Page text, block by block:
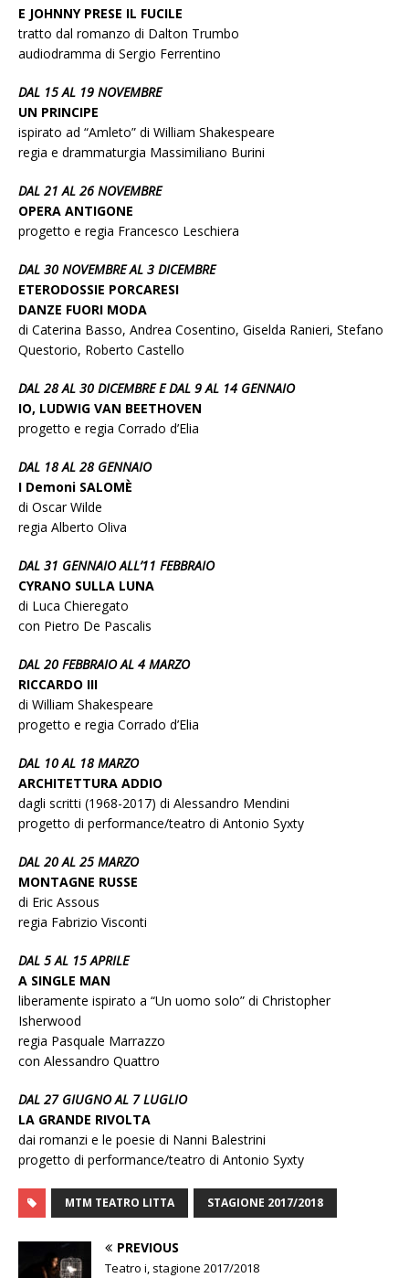
E JOHNNY PRESE IL FUCILE
tratto dal romanzo di Dalton Trumbo
audiodramma di Sergio Ferrentino
DAL 15 AL 19 NOVEMBRE
UN PRINCIPE
ispirato ad “Amleto” di William Shakespeare
regia e drammaturgia Massimiliano Burini
DAL 21 AL 26 NOVEMBRE
OPERA ANTIGONE
progetto e regia Francesco Leschiera
DAL 30 NOVEMBRE AL 3 DICEMBRE
ETERODOSSIE PORCARESI
DANZE FUORI MODA
di Caterina Basso, Andrea Cosentino, Giselda Ranieri, Stefano
Questorio, Roberto Castello
DAL 28 AL 30 DICEMBRE E DAL 9 AL 14 GENNAIO
IO, LUDWIG VAN BEETHOVEN
progetto e regia Corrado d’Elia
DAL 18 AL 28 GENNAIO
I Demoni SALOMÈ
di Oscar Wilde
regia Alberto Oliva
DAL 31 GENNAIO ALL’11 FEBBRAIO
CYRANO SULLA LUNA
di Luca Chieregato
con Pietro De Pascalis
DAL 20 FEBBRAIO AL 4 MARZO
RICCARDO III
di William Shakespeare
progetto e regia Corrado d’Elia
DAL 10 AL 18 MARZO
ARCHITETTURA ADDIO
dagli scritti (1968-2017) di Alessandro Mendini
progetto di performance/teatro di Antonio Syxty
DAL 20 AL 25 MARZO
MONTAGNE RUSSE
di Eric Assous
regia Fabrizio Visconti
DAL 5 AL 15 APRILE
A SINGLE MAN
liberamente ispirato a “Un uomo solo” di Christopher
Isherwood
regia Pasquale Marrazzo
con Alessandro Quattro
DAL 27 GIUGNO AL 7 LUGLIO
LA GRANDE RIVOLTA
dai romanzi e le poesie di Nanni Balestrini
progetto di performance/teatro di Antonio Syxty
MTM TEATRO LITTA STAGIONE 2017/2018
PREVIOUS
Teatro i, stagione 2017/2018